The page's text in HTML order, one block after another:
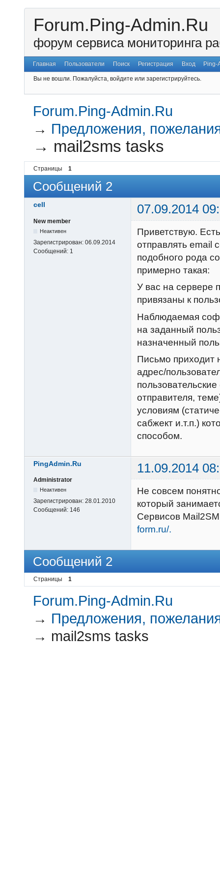
Forum.Ping-Admin.Ru
форум сервиса мониторинга
Главная Пользователи Поиск Регистрация Вход Ping-
Вы не вошли. Пожалуйста, войдите или зарегистрируйтесь.
Forum.Ping-Admin.Ru
→ Предложения,
→ mail2sms tasks
Страницы 1
Сообщений 2
cell 07.09.2014
New member
Неактивен
Зарегистрирован: 06.09.2014
Сообщений: 1
Приветствую.
отправлять email
подобного рода
примерно такая:
У вас на сервере
привязаны к
Наблюдаемая
на заданный
назначенный
Письмо приходит
адрес/
отправителя,
условиям
сабжект и.т.п.)
способом.
PingAdmin.Ru 11.09.2014
Administrator
Неактивен
Зарегистрирован: 28.01.2010
Сообщений: 146
Не совсем
который
Сервисов
form.ru/.
Сообщений 2
Страницы 1
Forum.Ping-Admin.Ru
→ Предложения,
→ mail2sms tasks